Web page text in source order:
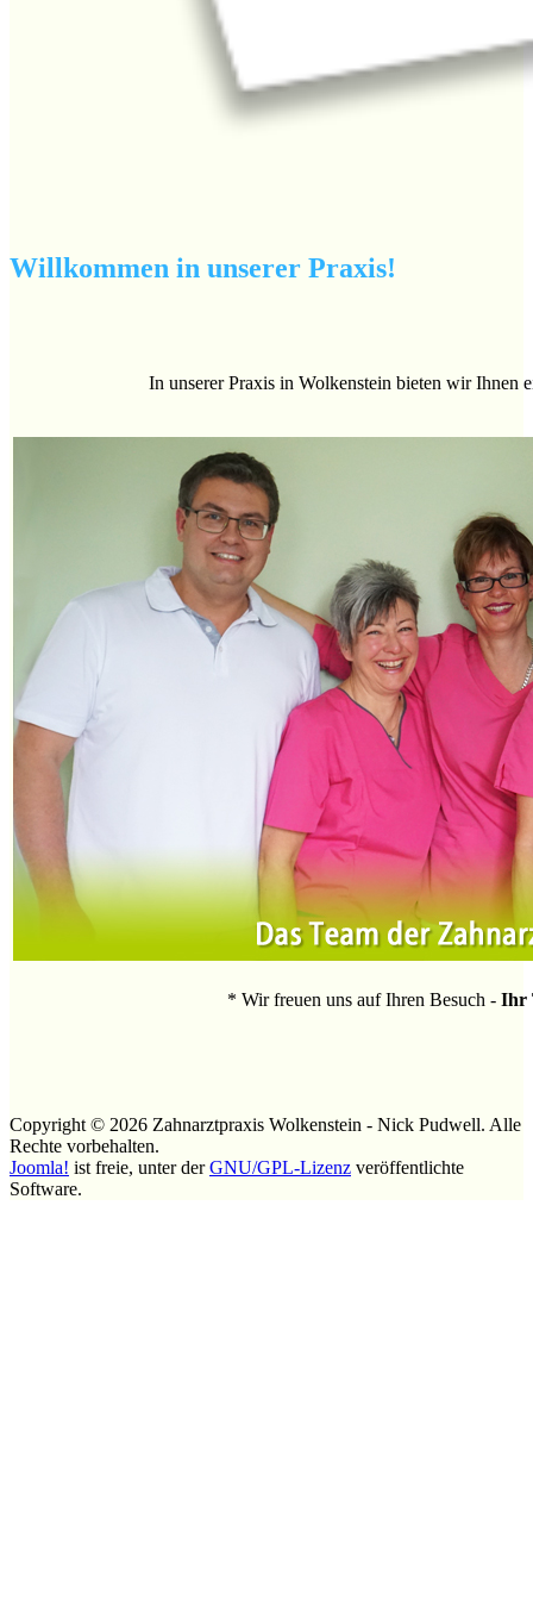
Willkommen in unserer Praxis!
In unserer Praxis in Wolkenstein bieten wir Ihnen
* Wir freuen uns auf Ihren Besuch - Ihr
Copyright © 2026 Zahnarztpraxis Wolkenstein - Nick Pudwell. Alle
Rechte vorbehalten.
Joomla! ist freie, unter derGNU/GPL-Lizenz veröffentlichte
Software.